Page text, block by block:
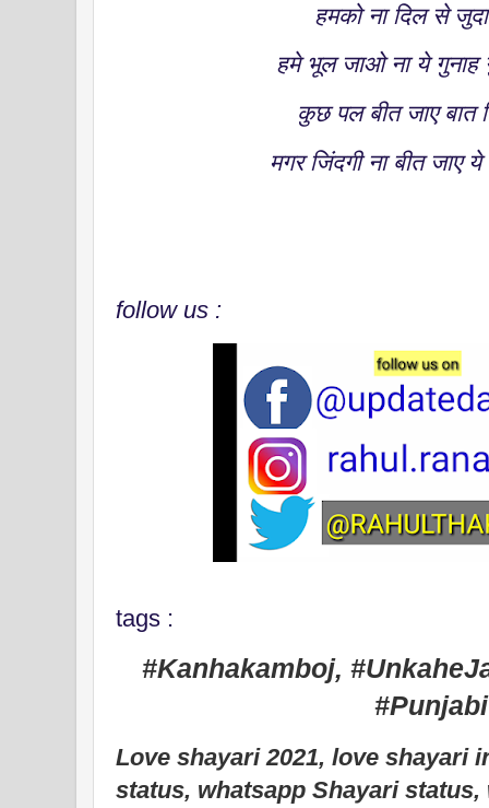
हमको ना दिल से
हमे भूल जाओ ना ये गुनाह
कुछ पल बीत जाए बात
मगर जिंदगी ना बीत जाए
follow us :
tags :
#Kanhakamboj,
#Punjabi
Love shayari 2021, love shayari
status, whatsapp Shayari